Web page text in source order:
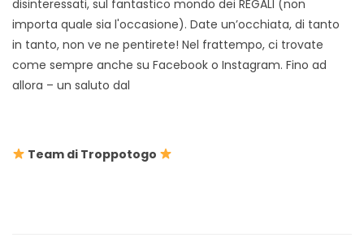
disinteressati, sul fantastico mondo dei REGALI (non
importa quale sia l'occasione). Date un’occhiata, di tanto
in tanto, non ve ne pentirete! Nel frattempo, ci trovate
come sempre anche su Facebook o Instagram. Fino ad
allora – un saluto dal
Team di Troppotogo